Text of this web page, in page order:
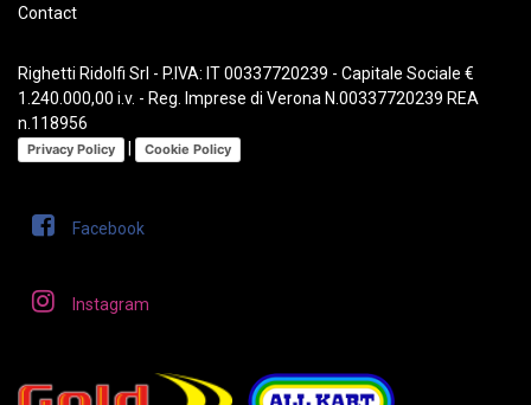
Contact
Righetti Ridolfi Srl - P.IVA: IT 00337720239 - Capitale Sociale €
1.240.000,00 i.v. - Reg. Imprese di Verona N.00337720239 REA
n.118956
Privacy Policy Cookie Policy
Facebook
Instagram